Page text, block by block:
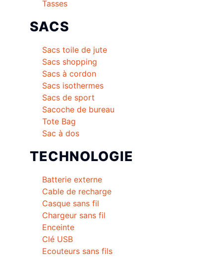
Tasses
SACS
Sacs toile de jute
Sacs shopping
Sacs à cordon
Sacs isothermes
Sacs de sport
Sacoche de bureau
Tote Bag
Sac à dos
TECHNOLOGIE
Batterie externe
Cable de recharge
Casque sans fil
Chargeur sans fil
Enceinte
Clé USB
Ecouteurs sans fils